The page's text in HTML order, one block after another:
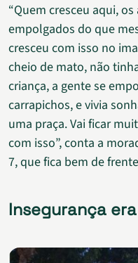
“Quem cresceu aqui,
empolgados do que
cresceu com isso no
cheio de mato, não
criança, a gente se
carrapichos, e vivia
uma praça. Vai ficar
com isso”, conta a
7, que fica bem de
Insegurança